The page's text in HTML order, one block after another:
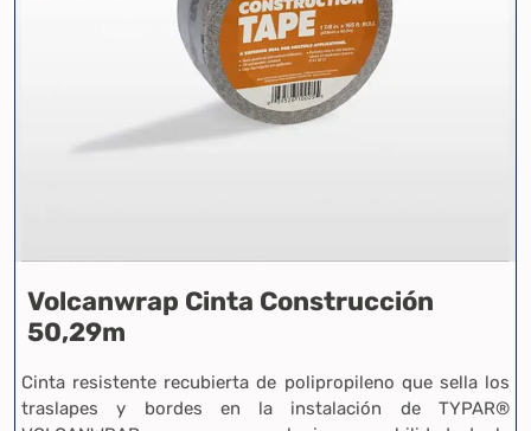
Volcanwrap Cinta Construcción
50,29m
Cinta resistente recubierta de polipropileno que sella los
traslapes y bordes en la instalación de TYPAR®